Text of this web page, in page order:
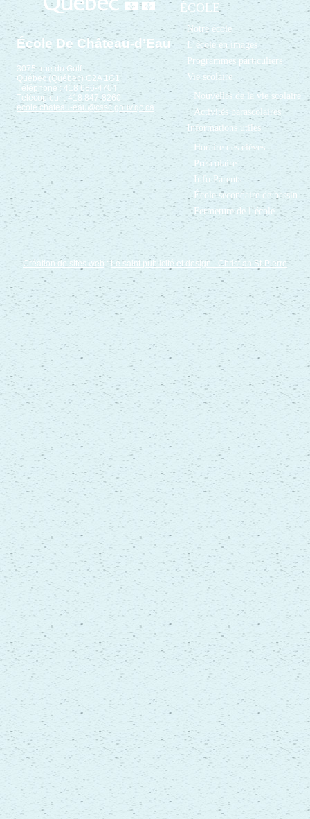
École De Château-d’Eau
3075, rue du Golf
Québec (Québec) G2A 1G1
Téléphone : 418 686-4704
Télécopieur : 418 847-8260
ecole.chateau-eau@cssc.gouv.qc.ca
ÉCOLE
Notre école
L’école en images
Programmes particuliers
Vie scolaire
Nouvelles de la vie scolaire
Activités parascolaires
Informations utiles
Horaire des élèves
Préscolaire
Info Parents
École secondaire de bassin
Fermeture de l’école
Création de sites web : Le saint publicité et design- Christian St-Pierre